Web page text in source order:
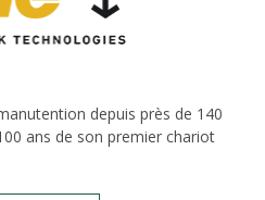
depuis près de 140
ans de son premier chariot